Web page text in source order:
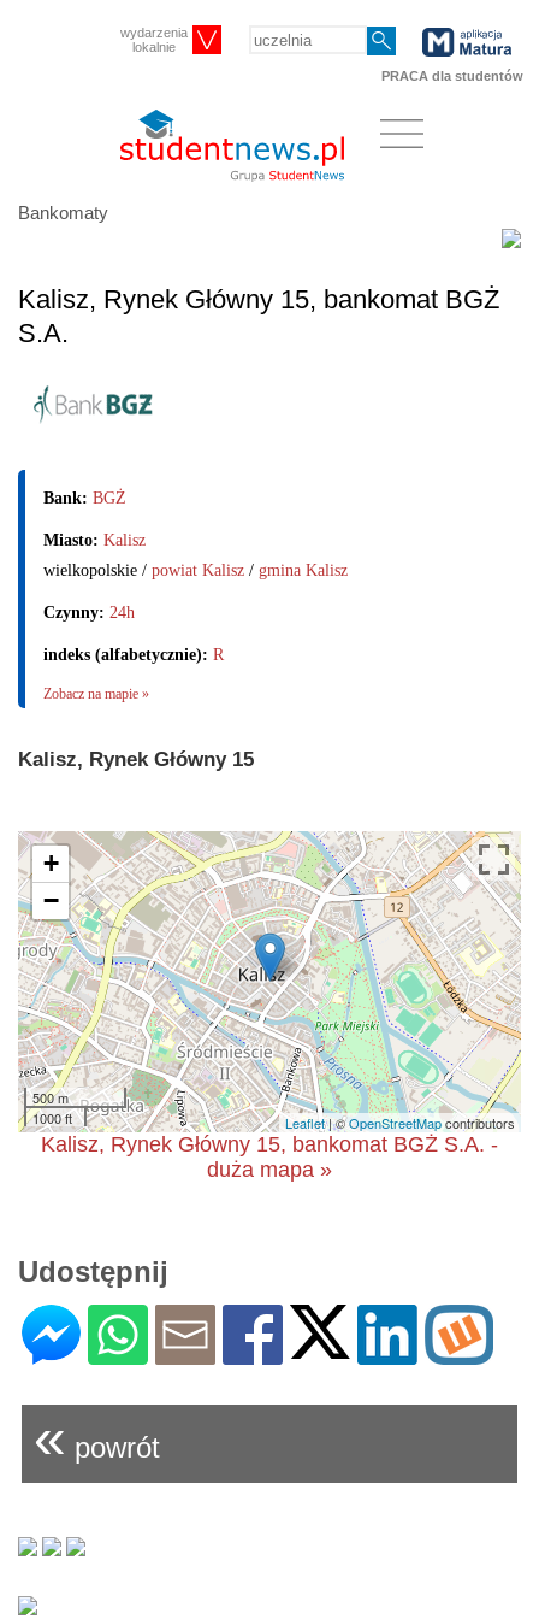
wydarzenia
lokalnie
PRACA dla studentów
Bankomaty
Kalisz, Rynek Główny 15, bankomat BGŻ
S.A.
Bank: BGŻ
Miasto: Kalisz
wielkopolskie / powiat Kalisz / gmina Kalisz
Czynny: 24h
indeks (alfabetycznie): R
Zobacz na mapie »
Kalisz, Rynek Główny 15
+
−
500 m
1000 ft
Leaflet| ©OpenStreetMapcontributors
Kalisz, Rynek Główny 15, bankomat BGŻ S.A. -
duża mapa »
Udostępnij
« powrót